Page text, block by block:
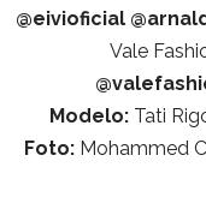
@eivioficial
Vale
Modelo: Tati
Foto:Mohammed